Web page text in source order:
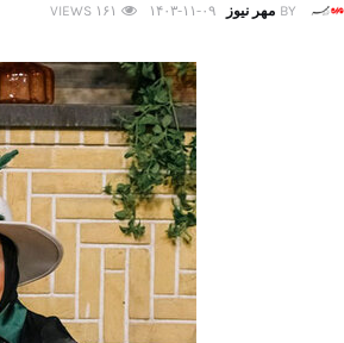
BY مهر نیوز ۱۴۰۳-۱۱-۰۹ ۱۶۱ VIEWS